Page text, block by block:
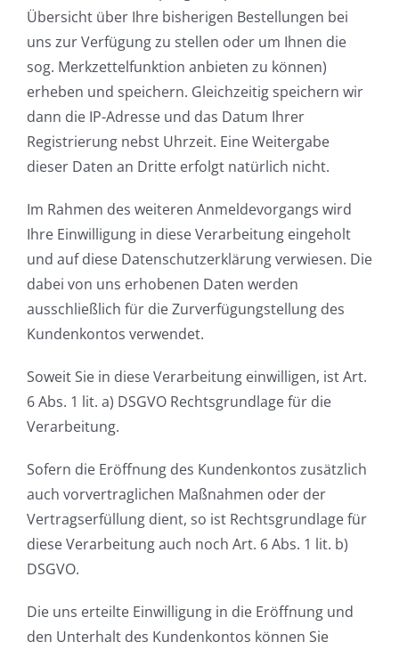
Übersicht über Ihre bisherigen Bestellungen bei
uns zur Verfügung zu stellen oder um Ihnen die
sog. Merkzettelfunktion anbieten zu können)
erheben und speichern. Gleichzeitig speichern wir
dann die IP-Adresse und das Datum Ihrer
Registrierung nebst Uhrzeit. Eine Weitergabe
dieser Daten an Dritte erfolgt natürlich nicht.
Im Rahmen des weiteren Anmeldevorgangs wird
Ihre Einwilligung in diese Verarbeitung eingeholt
und auf diese Datenschutzerklärung verwiesen. Die
dabei von uns erhobenen Daten werden
ausschließlich für die Zurverfügungstellung des
Kundenkontos verwendet.
Soweit Sie in diese Verarbeitung einwilligen, ist Art.
6 Abs. 1 lit. a) DSGVO Rechtsgrundlage für die
Verarbeitung.
Sofern die Eröffnung des Kundenkontos zusätzlich
auch vorvertraglichen Maßnahmen oder der
Vertragserfüllung dient, so ist Rechtsgrundlage für
diese Verarbeitung auch noch Art. 6 Abs. 1 lit. b)
DSGVO.
Die uns erteilte Einwilligung in die Eröffnung und
den Unterhalt des Kundenkontos können Sie